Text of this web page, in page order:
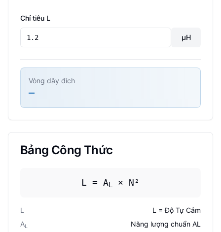
Chỉ tiêu L
µH
Vòng dây đích
—
Bảng Công Thức
L = AL × N²
L
L = Độ Tự Cảm
AL
Năng lượng chuẩn AL